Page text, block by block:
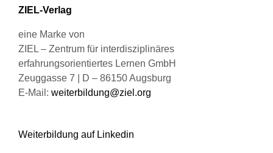
auf
Produktseite
gewählt
werden
ZIEL-Verlag
eine Marke von
ZIEL – Zentrum für interdisziplinäres
erfahrungsorientiertes Lernen GmbH
Zeuggasse 7 | D – 86150 Augsburg
E-Mail: weiterbildung@ziel.org
Weiterbildung auf Linkedin